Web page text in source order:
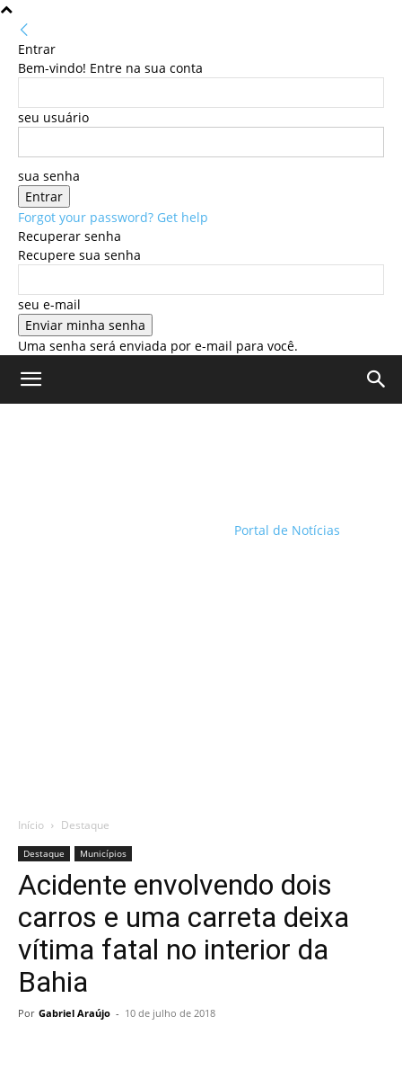
Entrar
Bem-vindo! Entre na sua conta
seu usuário
sua senha
Forgot your password? Get help
Recuperar senha
Recupere sua senha
seu e-mail
Uma senha será enviada por e-mail para você.
Portal de Notícias
Início Destaque
Destaque Municípios
Acidente envolvendo dois
carros e uma carreta deixa
vítima fatal no interior da
Bahia
Por Gabriel Araújo - 10 de julho de 2018